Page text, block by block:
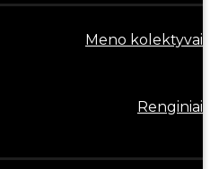
Meno kolektyvai
Renginiai